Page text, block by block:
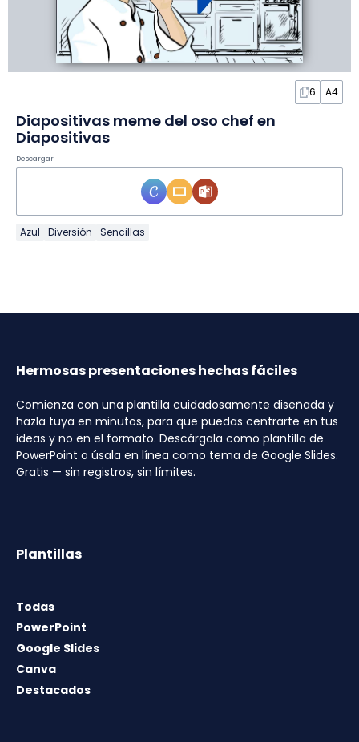
6 A4
Diapositivas meme del oso chef en
Diapositivas
Descargar
Azul Diversión Sencillas
Hermosas presentaciones hechas fáciles
Comienza con una plantilla cuidadosamente diseñada y
hazla tuya en minutos, para que puedas centrarte en tus
ideas y no en el formato. Descárgala como plantilla de
PowerPoint o úsala en línea como tema de Google Slides.
Gratis — sin registros, sin límites.
Plantillas
Todas
PowerPoint
Google Slides
Canva
Destacados